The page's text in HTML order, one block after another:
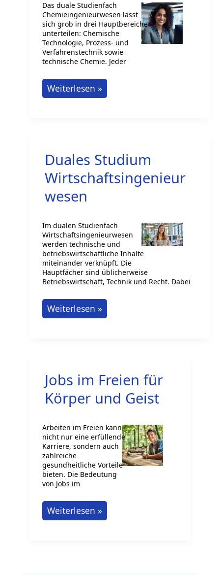
Das duale Studienfach
Chemieingenieurwesen lässt
sich grob in drei Hauptbereiche
unterteilen: Chemische
Technologie, Prozess- und
Verfahrenstechnik sowie
technische Chemie. Jeder
Duales
Studium
Verstehen
Weiterlesen »
Duales Studium
Wirtschaftsingenieur
wesen
Im dualen Studienfach
Wirtschaftsingenieurwesen
werden technische und
betriebswirtschaftliche Inhalte
miteinander verknüpft. Die
Hauptfächer sind üblicherweise
Betriebswirtschaft, Technik und Recht. Dabei
Duales
Studium
Weiterlesen »
Jobs im Freien für
Körper und Geist
Arbeiten im Freien kann
nicht nur eine erfüllende
Karriere, sondern auch
zahlreiche
gesundheitliche Vorteile
bieten. Die Bedeutung
von Jobs im
Jobs
im
Weiterlesen »